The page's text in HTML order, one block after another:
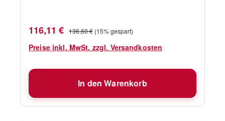
Verkaufspreis:
116,11 € Regulärer Preis:
136,60 € (15% gespart)
Preise inkl. MwSt. zzgl. Versandkosten
In den Warenkorb